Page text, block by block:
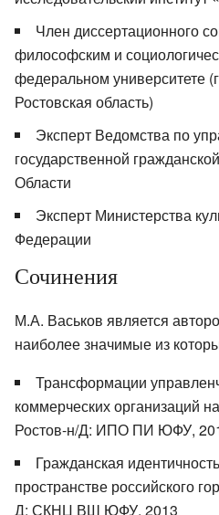
Член диссертационного
философским и
федеральном университете
Ростовская область)
Эксперт Ведомства по
государственной
Области
Эксперт Министерства
Федерации
Сочинения
М.А. Васьков является
наиболее значимые из
Трансформации
коммерческих организаций
Ростов-н/Д: ИПО ПИ ЮФУ,
Гражданская
пространстве российского
Д: СКНЦ ВШ ЮФУ, 2013